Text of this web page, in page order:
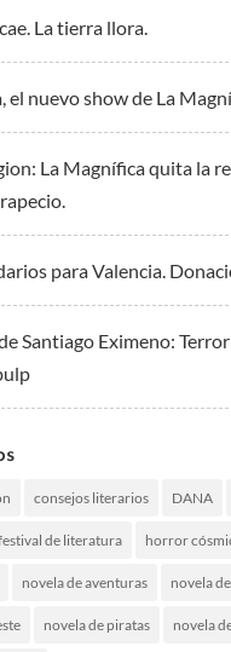
La tierra llora.
el nuevo show de La
La Magnífica quita la
para Valencia.
Santiago Eximeno:
consejos literarios DANA
de literatura horror
novela de aventuras novela
novela de piratas novela